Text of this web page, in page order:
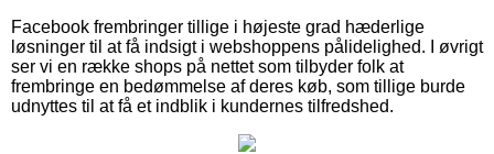
Facebook frembringer tillige i højeste grad hæderlige
løsninger til at få indsigt i webshoppens pålidelighed. I øvrigt
ser vi en række shops på nettet som tilbyder folk at
frembringe en bedømmelse af deres køb, som tillige burde
udnyttes til at få et indblik i kundernes tilfredshed.